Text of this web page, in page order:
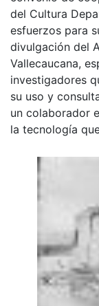
del Cultura
esfuerzos para
divulgación del
Vallecaucana,
investigadores
su uso y
un colaborador
la tecnología